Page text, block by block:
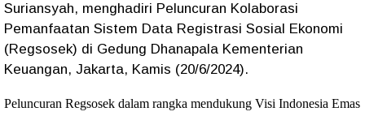
Suriansyah, menghadiri Peluncuran Kolaborasi
Pemanfaatan Sistem Data Registrasi Sosial Ekonomi
(Regsosek) di Gedung Dhanapala Kementerian
Keuangan, Jakarta, Kamis (20/6/2024).
Peluncuran Regsosek dalam rangka mendukung Visi Indonesia Emas